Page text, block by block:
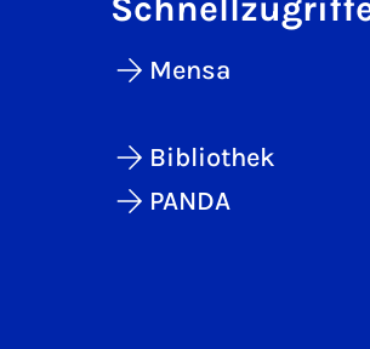
Mensa
Bibliothek
PANDA